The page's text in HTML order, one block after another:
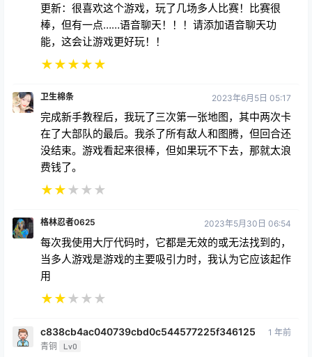
更新：很喜欢这个游戏，玩了几场多人比赛！比赛很
棒，但有一点……语音聊天！！！请添加语音聊天功
能，这会让游戏更好玩！！
★★★★★
卫生棉条 2023年6月5日 05:17
完成新手教程后，我玩了三次第一张地图，其中两次卡
在了大部队的最后。我杀了所有敌人和图腾，但回合还
没结束。游戏看起来很棒，但如果玩不下去，那就太浪
费钱了。
★★★ ★ ★
格林忍者0625 2023年5月30日 06:54
每次我使用大厅代码时，它都是无效的或无法找到的，
当多人游戏是游戏的主要吸引力时，我认为它应该起作
用
★★★ ★ ★
c838cb4ac040739cbd0c544577225f346125
青铜 Lv0
1 年前